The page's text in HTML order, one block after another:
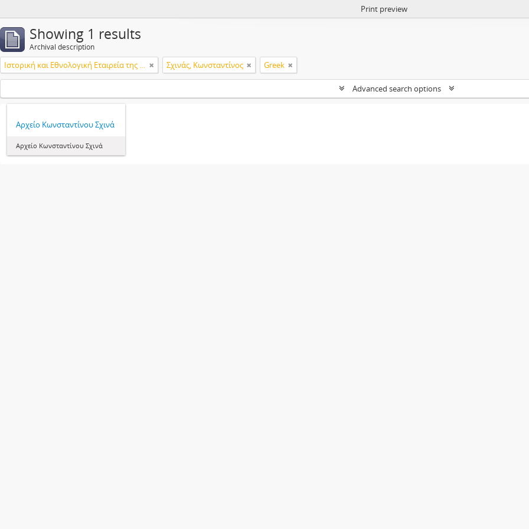
Print preview
Showing 1 results
Archival description
Ιστορική και Εθνολογική Εταιρεία της Ελλάδος Σχινάς, Κωνσταντίνος Greek
Advanced search options
Αρχείο Κωνσταντίνου Σχινά
Αρχείο Κωνσταντίνου Σχινά